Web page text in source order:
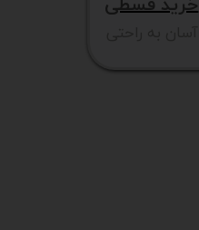
خرید قسطی